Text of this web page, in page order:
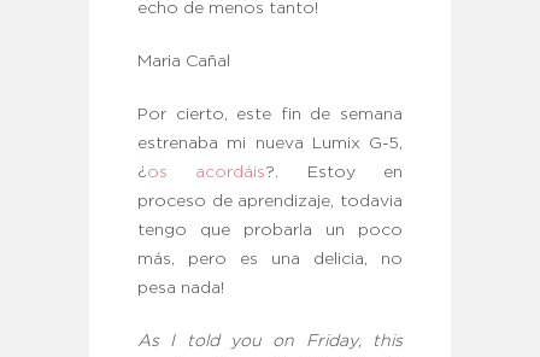
echo de menos tanto!
Maria Cañal
Por cierto, este fin de semana
estrenaba mi nueva Lumix G-5,
¿os acordáis?. Estoy en
proceso de aprendizaje, todavia
tengo que probarla un poco
más, pero es una delicia, no
pesa nada!
As I told you on Friday, this